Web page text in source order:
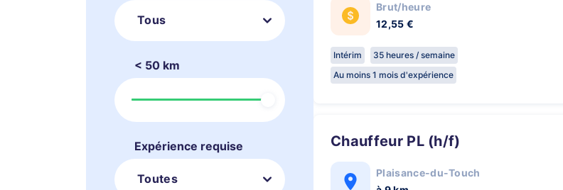
Tous
< 50 km
Expérience requise
Toutes
Brut/heure
12,55 €
Intérim
35 heures / semaine
Au moins 1 mois d'expérience
Chauffeur PL (h/f)
Plaisance-du-Touch